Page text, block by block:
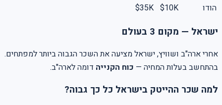
הודו
$10K
$35K
ישראל — מקום 3 בעולם
אחרי ארה"ב ושוויץ, ישראל מציעה את השכר הגבוה ביותר למפתחים.
בהתחשב בעלות המחיה — כוח הקנייה דומה לארה"ב.
למה שכר ההייטק בישראל כל כך גבוה?